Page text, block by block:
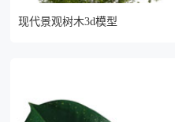
现代景观树木3d模型